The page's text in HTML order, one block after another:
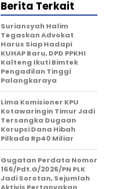
Berita Terkait
Suriansyah Halim
Tegaskan Advokat
Harus Siap Hadapi
KUHAP Baru, DPD PPKHI
Kalteng Ikuti Bimtek
Pengadilan Tinggi
Palangkaraya
Lima Komisioner KPU
Kotawaringin Timur Jadi
Tersangka Dugaan
Korupsi Dana Hibah
Pilkada Rp40 Miliar
Gugatan Perdata Nomor
166/Pdt.G/2026/PN PLK
Jadi Sorotan, Sejumlah
Aktivis Pertanyakan